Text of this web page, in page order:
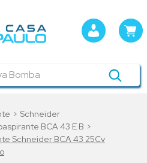
Schneider
BCA 43 E B
Schneider BCA 43 25Cv